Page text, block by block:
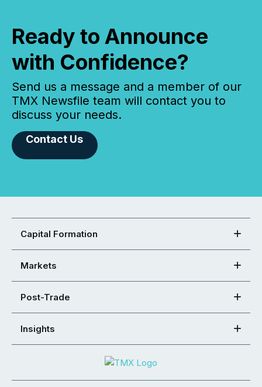
Ready to Announce
with Confidence?
Send us a message and a member of our
TMX Newsfile team will contact you to
discuss your needs.
Contact Us
Capital Formation
Markets
Post-Trade
Insights